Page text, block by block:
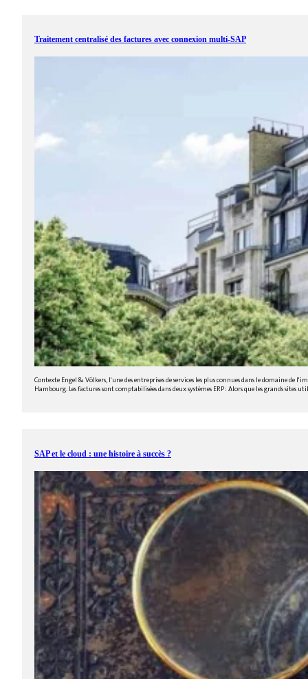
Traitement centralisé des factures avec connexion multi-SAP
Contexte Engel & Völkers, l'une des entreprises de services les plus connues dans le domaine
Hambourg. Les factures sont comptabilisées dans deux systèmes ERP : Alors que les grands sites
SAP et le cloud : une histoire à succès ?